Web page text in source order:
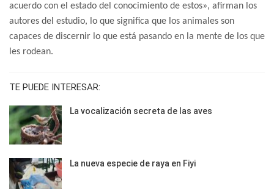
acuerdo con el estado del conocimiento de estos», afirman los
autores del estudio, lo que significa que los animales son
capaces de discernir lo que está pasando en la mente de los que
les rodean.
TE PUEDE INTERESAR:
La vocalización secreta de las aves
La nueva especie de raya en Fiyi